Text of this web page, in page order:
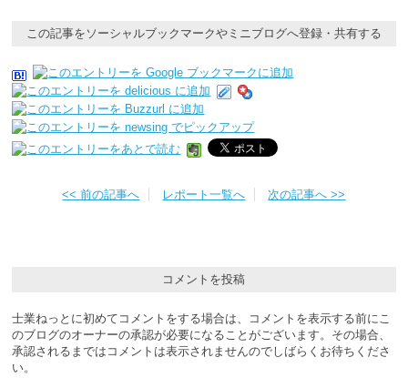
この記事をソーシャルブックマークやミニブログへ登録・共有する
<< 前の記事へ レポート一覧へ 次の記事へ >>
コメントを投稿
士業ねっとに初めてコメントをする場合は、コメントを表示する前にこ
のブログのオーナーの承認が必要になることがございます。その場合、
承認されるまではコメントは表示されませんのでしばらくお待ちくださ
い。